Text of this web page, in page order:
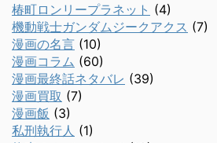
椿町ロンリープラネット (4)
機動戦士ガンダムジークアクス (7)
漫画の名言 (10)
漫画コラム (60)
漫画最終話ネタバレ (39)
漫画買取 (7)
漫画飯 (3)
私刑執行人 (1)